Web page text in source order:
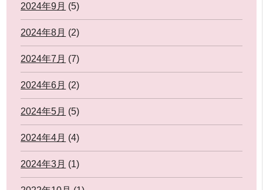
2024年9月 (5)
2024年8月 (2)
2024年7月 (7)
2024年6月 (2)
2024年5月 (5)
2024年4月 (4)
2024年3月 (1)